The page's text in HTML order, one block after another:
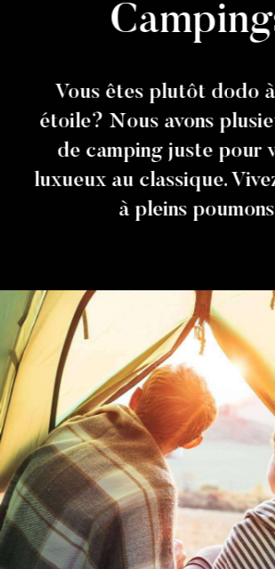
Vous êtes plutôt dodo
étoile? Nous avons
de camping juste pour
luxueux au classique.
à pleins